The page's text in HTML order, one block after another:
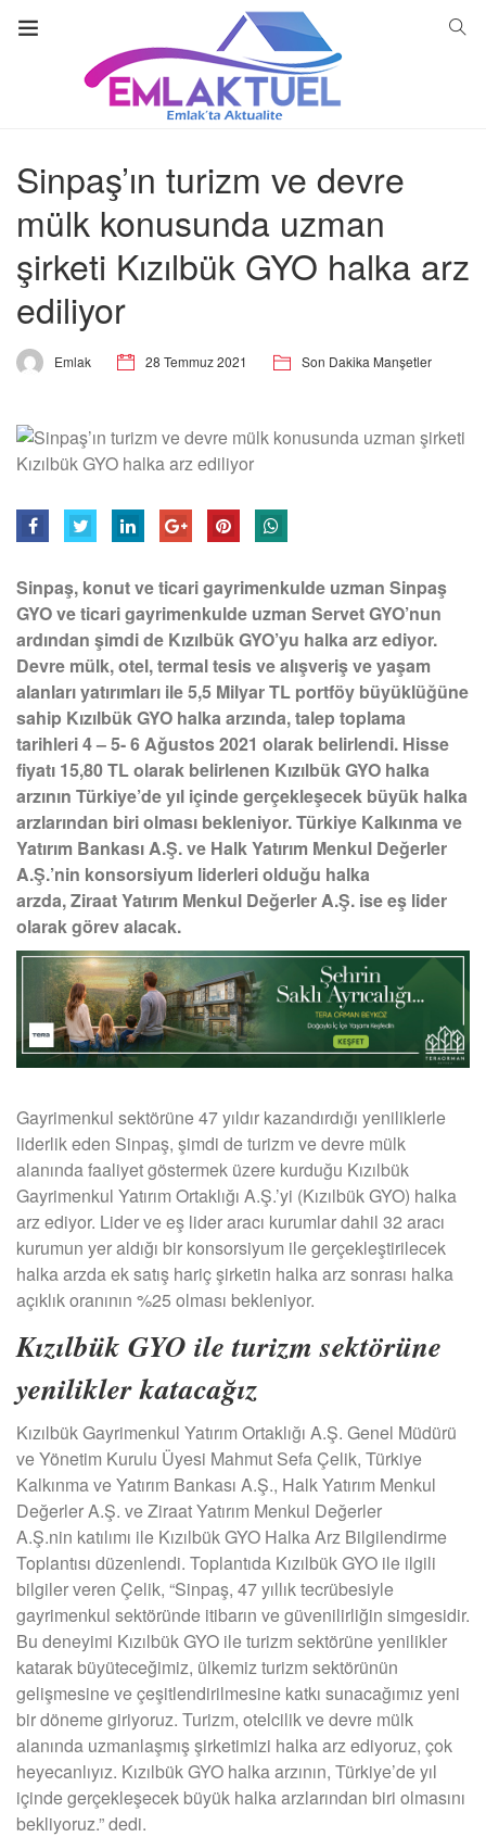
Sinpaş’ın turizm ve devre
mülk konusunda uzman
şirketi Kızılbük GYO halka arz
ediliyor
Emlak 28 Temmuz 2021 Son Dakika Manşetler
Sinpaş, konut ve ticari gayrimenkulde uzman Sinpaş
GYO ve ticari gayrimenkulde uzman Servet GYO’nun
ardından şimdi de Kızılbük GYO’yu halka arz ediyor.
Devre mülk, otel, termal tesis ve alışveriş ve yaşam
alanları yatırımları ile 5,5 Milyar TL portföy büyüklüğüne
sahip Kızılbük GYO halka arzında, talep toplama
tarihleri 4 – 5- 6 Ağustos 2021 olarak belirlendi. Hisse
fiyatı 15,80 TL olarak belirlenen Kızılbük GYO halka
arzının Türkiye’de yıl içinde gerçekleşecek büyük halka
arzlarından biri olması bekleniyor.Türkiye Kalkınma ve
Yatırım Bankası A.Ş. ve Halk Yatırım Menkul Değerler
A.Ş.’nin konsorsiyum liderleriolduğu halka
arzda,Ziraat Yatırım Menkul Değerler A.Ş. ise eş lider
olarakgörev alacak.
Gayrimenkul sektörüne 47 yıldır kazandırdığı yeniliklerle
liderlik eden Sinpaş, şimdi de turizm ve devre mülk
alanında faaliyet göstermek üzere kurduğu Kızılbük
Gayrimenkul Yatırım Ortaklığı A.Ş.’yi (Kızılbük GYO) halka
arz ediyor. Lider ve eş lider aracı kurumlar dahil 32 aracı
kurumun yer aldığı bir konsorsiyum ile gerçekleştirilecek
halka arzda ek satış hariç şirketin halka arz sonrası halka
açıklık oranının %25 olması bekleniyor.
Kızılbük GYO ile turizm sektörüne
yenilikler katacağız
Kızılbük Gayrimenkul Yatırım Ortaklığı A.Ş. Genel Müdürü
ve Yönetim Kurulu Üyesi Mahmut Sefa Çelik, Türkiye
Kalkınma ve Yatırım Bankası A.Ş., Halk Yatırım Menkul
Değerler A.Ş. ve Ziraat Yatırım Menkul Değerler
A.Ş.nin katılımı ile Kızılbük GYO Halka Arz Bilgilendirme
Toplantısı düzenlendi. Toplantıda Kızılbük GYO ile ilgili
bilgiler veren Çelik, “Sinpaş, 47 yıllık tecrübesiyle
gayrimenkul sektöründe itibarın ve güvenilirliğin simgesidir.
Bu deneyimi Kızılbük GYO ile turizm sektörüne yenilikler
katarak büyüteceğimiz, ülkemiz turizm sektörünün
gelişmesine ve çeşitlendirilmesine katkı sunacağımız yeni
bir döneme giriyoruz. Turizm, otelcilik ve devre mülk
alanında uzmanlaşmış şirketimizi halka arz ediyoruz, çok
heyecanlıyız. Kızılbük GYO halka arzının, Türkiye’de yıl
içinde gerçekleşecek büyük halka arzlarından biri olmasını
bekliyoruz.” dedi.